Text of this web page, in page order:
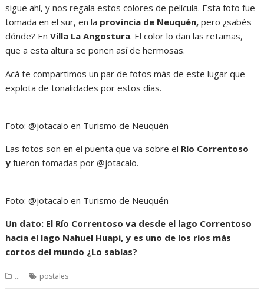
sigue ahí, y nos regala estos colores de película. Esta foto fue
tomada en el sur, en la provincia de Neuquén, pero ¿sabés
dónde? EnVilla La Angostura. El color lo dan las retamas,
que a esta altura se ponen así de hermosas.
Acá te compartimos un par de fotos más de este lugar que
explota de tonalidades por estos días.
Foto: @jotacalo en Turismo de Neuquén
Las fotos son en el puenta que va sobre el Río Correntoso
yfueron tomadas por @jotacalo.
Foto: @jotacalo en Turismo de Neuquén
Un dato: El Río Correntoso va desde el lago Correntoso
hacia el lago Nahuel Huapi, y es uno de los ríos más
cortos del mundo ¿Lo sabías?
... postales